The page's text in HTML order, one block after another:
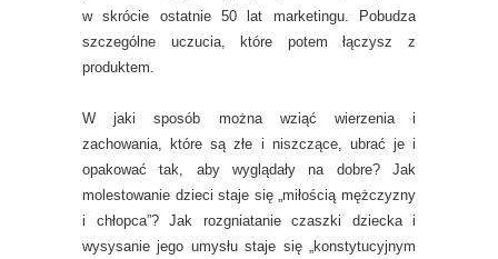
w skrócie ostatnie 50 lat marketingu. Pobudza
szczególne uczucia, które potem łączysz z
produktem.
W jaki sposób można wziąć wierzenia i
zachowania, które są złe i niszczące, ubrać je i
opakować tak, aby wyglądały na dobre? Jak
molestowanie dzieci staje się „miłością mężczyzny
i chłopca”? Jak rozgniatanie czaszki dziecka i
wysysanie jego umysłu staje się „konstytucyjnym